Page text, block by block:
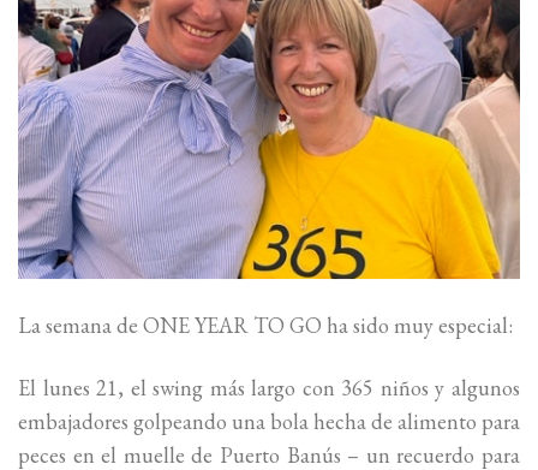
La semana de ONE YEAR TO GO ha sido muy especial:
El lunes 21, el swing más largo con 365 niños y algunos
embajadores golpeando una bola hecha de alimento para
peces en el muelle de Puerto Banús – un recuerdo para